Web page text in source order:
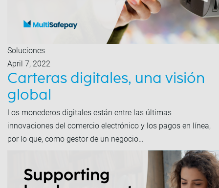
Soluciones
April 7, 2022
Carteras digitales, una visión
global
Los monederos digitales están entre las últimas
innovaciones del comercio electrónico y los pagos en línea,
por lo que, como gestor de un negocio…